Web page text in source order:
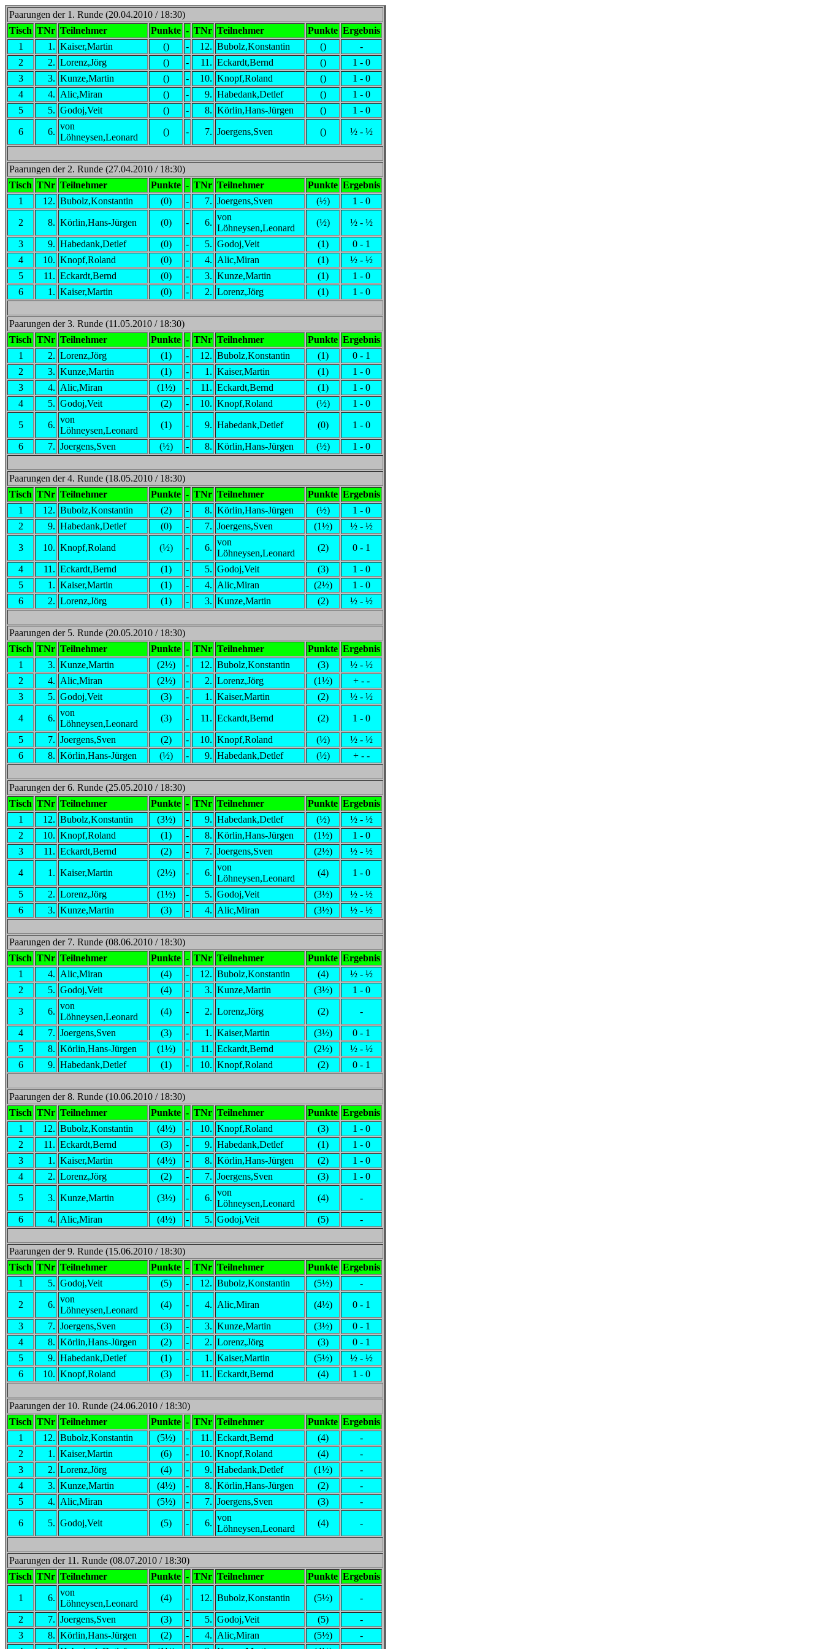
Paarungen der 1. Runde (20.04.2010 / 18:30)
Tisch TNr Teilnehmer Punkte - TNr Teilnehmer Punkte Ergebnis
1
1. Kaiser,Martin () - 12. Bubolz,Konstantin ()
-
2
2. Lorenz,Jörg () - 11. Eckardt,Bernd ()
1 - 0
3
3. Kunze,Martin () - 10. Knopf,Roland ()
1 - 0
4
4. Alic,Miran () - 9. Habedank,Detlef ()
1 - 0
5
5. Godoj,Veit () - 8. Körlin,Hans-Jürgen () 1 - 0
6 6.
von
Löhneysen,Leonard
() - 7. Joergens,Sven () ½ - ½
Paarungen der 2. Runde (27.04.2010 / 18:30)
Tisch TNr Teilnehmer Punkte - TNr Teilnehmer Punkte Ergebnis
1
12. Bubolz,Konstantin (0) - 7. Joergens,Sven (½) 1 - 0
2 8. Körlin,Hans-Jürgen (0) - 6.
von
Löhneysen,Leonard
(½) ½ - ½
3 9. Habedank,Detlef (0) - 5. Godoj,Veit (1)
0 - 1
4
10. Knopf,Roland (0) - 4. Alic,Miran (1)
½ - ½
5
11. Eckardt,Bernd (0) - 3. Kunze,Martin (1)
1 - 0
6
1. Kaiser,Martin (0) - 2. Lorenz,Jörg (1) 1 - 0
Paarungen der 3. Runde (11.05.2010 / 18:30)
Tisch TNr Teilnehmer Punkte - TNr Teilnehmer Punkte Ergebnis
1
2. Lorenz,Jörg (1) - 12. Bubolz,Konstantin (1)
0 - 1
2
3. Kunze,Martin (1) - 1. Kaiser,Martin (1)
1 - 0
3
4. Alic,Miran (1½) - 11. Eckardt,Bernd (1)
1 - 0
4
5. Godoj,Veit (2) - 10. Knopf,Roland (½) 1 - 0
5 6.
von
Löhneysen,Leonard
(1) - 9. Habedank,Detlef (0) 1 - 0
6 7. Joergens,Sven (½) - 8. Körlin,Hans-Jürgen (½) 1 - 0
Paarungen der 4. Runde (18.05.2010 / 18:30)
Tisch TNr Teilnehmer Punkte - TNr Teilnehmer Punkte Ergebnis
1
12. Bubolz,Konstantin (2) - 8. Körlin,Hans-Jürgen (½)
1 - 0
2
9. Habedank,Detlef (0) - 7. Joergens,Sven (1½) ½ - ½
3 10. Knopf,Roland (½) - 6.
von
Löhneysen,Leonard
(2) 0 - 1
4 11. Eckardt,Bernd (1) - 5. Godoj,Veit (3)
1 - 0
5
1. Kaiser,Martin (1) - 4. Alic,Miran (2½)
1 - 0
6
2. Lorenz,Jörg (1) - 3. Kunze,Martin (2) ½ - ½
Paarungen der 5. Runde (20.05.2010 / 18:30)
Tisch TNr Teilnehmer Punkte - TNr Teilnehmer Punkte Ergebnis
1
3. Kunze,Martin (2½) - 12. Bubolz,Konstantin (3)
½ - ½
2
4. Alic,Miran (2½) - 2. Lorenz,Jörg (1½)
+ - -
3
5. Godoj,Veit (3) - 1. Kaiser,Martin (2) ½ - ½
4 6.
von
Löhneysen,Leonard
(3) - 11. Eckardt,Bernd (2) 1 - 0
5 7. Joergens,Sven (2) - 10. Knopf,Roland (½)
½ - ½
6
8. Körlin,Hans-Jürgen (½) - 9. Habedank,Detlef (½) + - -
Paarungen der 6. Runde (25.05.2010 / 18:30)
Tisch TNr Teilnehmer Punkte - TNr Teilnehmer Punkte Ergebnis
1
12. Bubolz,Konstantin (3½) - 9. Habedank,Detlef (½)
½ - ½
2
10. Knopf,Roland (1) - 8. Körlin,Hans-Jürgen (1½)
1 - 0
3
11. Eckardt,Bernd (2) - 7. Joergens,Sven (2½) ½ - ½
4 1. Kaiser,Martin (2½) - 6.
von
Löhneysen,Leonard
(4) 1 - 0
5 2. Lorenz,Jörg (1½) - 5. Godoj,Veit (3½)
½ - ½
6
3. Kunze,Martin (3) - 4. Alic,Miran (3½) ½ - ½
Paarungen der 7. Runde (08.06.2010 / 18:30)
Tisch TNr Teilnehmer Punkte - TNr Teilnehmer Punkte Ergebnis
1
4. Alic,Miran (4) - 12. Bubolz,Konstantin (4)
½ - ½
2
5. Godoj,Veit (4) - 3. Kunze,Martin (3½) 1 - 0
3 6.
von
Löhneysen,Leonard
(4) - 2. Lorenz,Jörg (2) -
4 7. Joergens,Sven (3) - 1. Kaiser,Martin (3½)
0 - 1
5
8. Körlin,Hans-Jürgen (1½) - 11. Eckardt,Bernd (2½)
½ - ½
6
9. Habedank,Detlef (1) - 10. Knopf,Roland (2) 0 - 1
Paarungen der 8. Runde (10.06.2010 / 18:30)
Tisch TNr Teilnehmer Punkte - TNr Teilnehmer Punkte Ergebnis
1
12. Bubolz,Konstantin (4½) - 10. Knopf,Roland (3)
1 - 0
2
11. Eckardt,Bernd (3) - 9. Habedank,Detlef (1)
1 - 0
3
1. Kaiser,Martin (4½) - 8. Körlin,Hans-Jürgen (2)
1 - 0
4
2. Lorenz,Jörg (2) - 7. Joergens,Sven (3) 1 - 0
5 3. Kunze,Martin (3½) - 6.
von
Löhneysen,Leonard
(4) -
6 4. Alic,Miran (4½) - 5. Godoj,Veit (5) -
Paarungen der 9. Runde (15.06.2010 / 18:30)
Tisch TNr Teilnehmer Punkte - TNr Teilnehmer Punkte Ergebnis
1
5. Godoj,Veit (5) - 12. Bubolz,Konstantin (5½) -
2 6.
von
Löhneysen,Leonard
(4) - 4. Alic,Miran (4½) 0 - 1
3 7. Joergens,Sven (3) - 3. Kunze,Martin (3½)
0 - 1
4
8. Körlin,Hans-Jürgen (2) - 2. Lorenz,Jörg (3)
0 - 1
5
9. Habedank,Detlef (1) - 1. Kaiser,Martin (5½)
½ - ½
6
10. Knopf,Roland (3) - 11. Eckardt,Bernd (4) 1 - 0
Paarungen der 10. Runde (24.06.2010 / 18:30)
Tisch TNr Teilnehmer Punkte - TNr Teilnehmer Punkte Ergebnis
1
12. Bubolz,Konstantin (5½) - 11. Eckardt,Bernd (4)
-
2
1. Kaiser,Martin (6) - 10. Knopf,Roland (4)
-
3
2. Lorenz,Jörg (4) - 9. Habedank,Detlef (1½)
-
4
3. Kunze,Martin (4½) - 8. Körlin,Hans-Jürgen (2)
-
5
4. Alic,Miran (5½) - 7. Joergens,Sven (3) -
6 5. Godoj,Veit (5) - 6.
von
Löhneysen,Leonard
(4) -
Paarungen der 11. Runde (08.07.2010 / 18:30)
Tisch TNr Teilnehmer Punkte - TNr Teilnehmer Punkte Ergebnis
1 6.
von
Löhneysen,Leonard
(4) - 12. Bubolz,Konstantin (5½) -
2 7. Joergens,Sven (3) - 5. Godoj,Veit (5)
-
3
8. Körlin,Hans-Jürgen (2) - 4. Alic,Miran (5½)
-